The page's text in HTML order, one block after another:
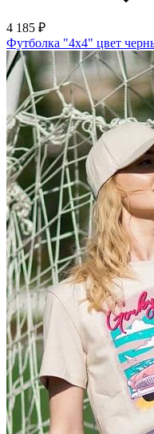
4 185 ₽
Футболка "4х4" цвет